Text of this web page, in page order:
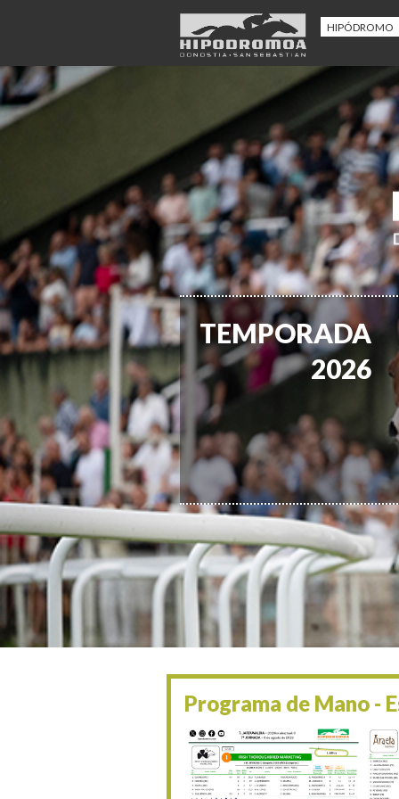
HIPÓDROMO
TEMPORADA
2026
Programa de Mano -